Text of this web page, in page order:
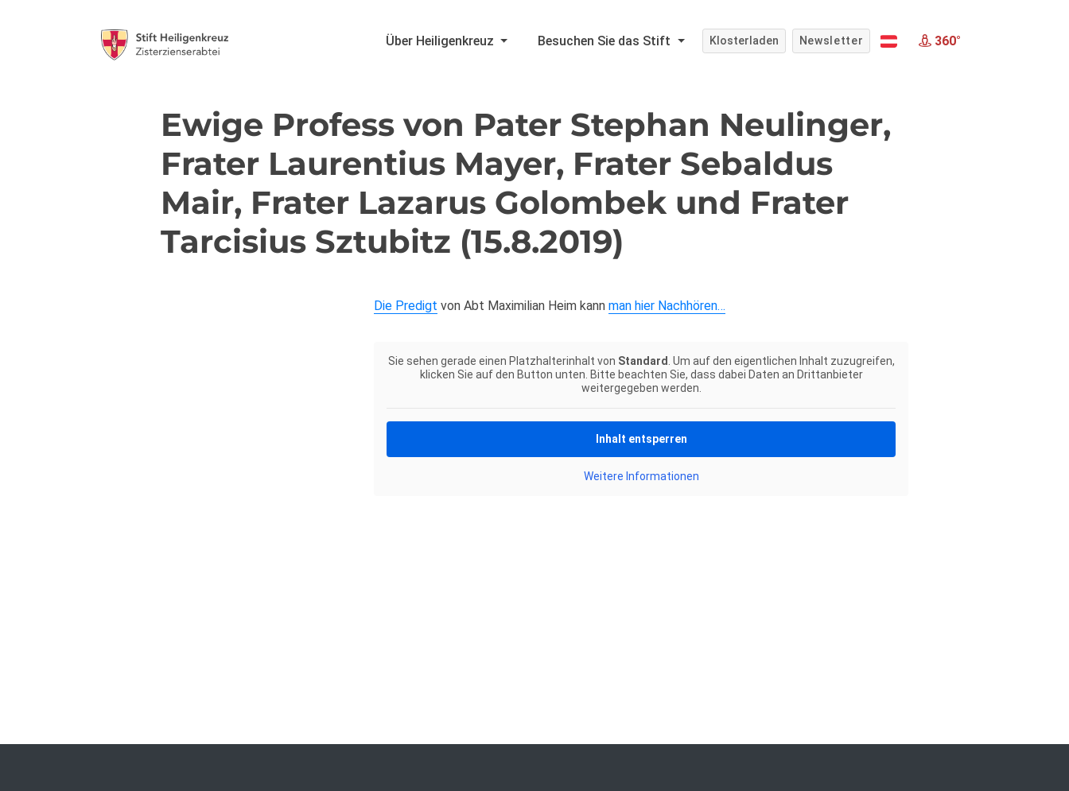
Über Heiligenkreuz Besuchen Sie das Stift Klosterladen Newsletter 360°
Ewige Profess von Pater Stephan Neulinger,
Frater Laurentius Mayer, Frater Sebaldus
Mair, Frater Lazarus Golombek und Frater
Tarcisius Sztubitz (15.8.2019)
Die Predigt von Abt Maximilian Heim kannman hier Nachhören…
Sie sehen gerade einen Platzhalterinhalt von Standard . Um auf den eigentlichen Inhalt zuzugreifen,
klicken Sie auf den Button unten. Bitte beachten Sie, dass dabei Daten an Drittanbieter
weitergegeben werden.
Inhalt entsperren
Weitere Informationen